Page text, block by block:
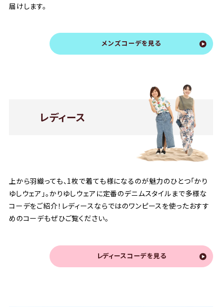
届けします。
メンズコーデを見る
レディース
上から羽織っても、1枚で着ても様になるのが魅力のひとつ「かり
ゆしウェア」。かりゆしウェアに定番のデニムスタイルまで多様な
コーデをご紹介！レディースならではのワンピースを使ったおすす
めのコーデもぜひご覧ください。
レディースコーデを見る